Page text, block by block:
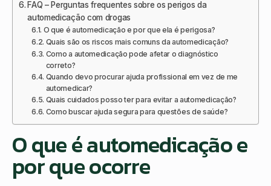
FAQ – Perguntas frequentes sobre os perigos da
automedicação com drogas
O que é automedicação e por que ela é perigosa?
Quais são os riscos mais comuns da automedicação?
Como a automedicação pode afetar o diagnóstico
correto?
Quando devo procurar ajuda profissional em vez de me
automedicar?
Quais cuidados posso ter para evitar a automedicação?
Como buscar ajuda segura para questões de saúde?
O que é automedicação e
por que ocorre